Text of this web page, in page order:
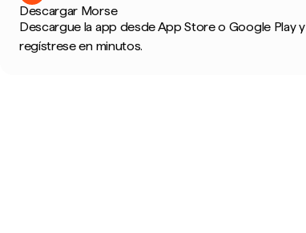
Descargar Morse
Descargue la app desde App Store o Google Play y
regístrese en minutos.